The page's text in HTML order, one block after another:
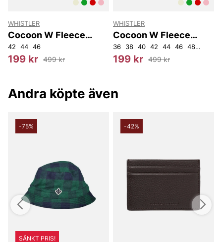
WHISTLER
Cocoon W Fleece
Jacket.
42 44 46
199 kr 499 kr
WHISTLER
Cocoon W Fleece
Jacket.
36 38 40 42 44 46 48 50
199 kr 499 kr
Andra köpte även
-75%
SÄNKT PRIS!
-42%